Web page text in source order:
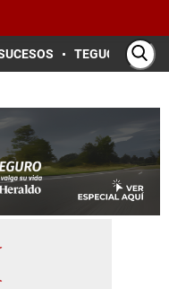
TEGUCIGALPA